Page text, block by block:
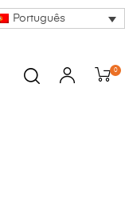
Português
0